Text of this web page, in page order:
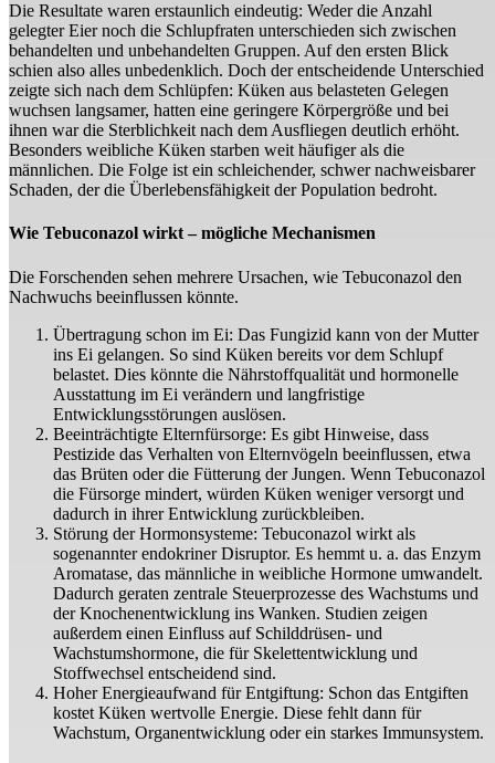
Die Resultate waren erstaunlich eindeutig: Weder die Anzahl
gelegter Eier noch die Schlupfraten unterschieden sich zwischen
behandelten und unbehandelten Gruppen. Auf den ersten Blick
schien also alles unbedenklich. Doch der entscheidende Unterschied
zeigte sich nach dem Schlüpfen: Küken aus belasteten Gelegen
wuchsen langsamer, hatten eine geringere Körpergröße und bei
ihnen war die Sterblichkeit nach dem Ausfliegen deutlich erhöht.
Besonders weibliche Küken starben weit häufiger als die
männlichen. Die Folge ist ein schleichender, schwer nachweisbarer
Schaden, der die Überlebensfähigkeit der Population bedroht.
Wie Tebuconazol wirkt – mögliche Mechanismen
Die Forschenden sehen mehrere Ursachen, wie Tebuconazol den
Nachwuchs beeinflussen könnte.
Übertragung schon im Ei: Das Fungizid kann von der Mutter
ins Ei gelangen. So sind Küken bereits vor dem Schlupf
belastet. Dies könnte die Nährstoffqualität und hormonelle
Ausstattung im Ei verändern und langfristige
Entwicklungsstörungen auslösen.
Beeinträchtigte Elternfürsorge: Es gibt Hinweise, dass
Pestizide das Verhalten von Elternvögeln beeinflussen, etwa
das Brüten oder die Fütterung der Jungen. Wenn Tebuconazol
die Fürsorge mindert, würden Küken weniger versorgt und
dadurch in ihrer Entwicklung zurückbleiben.
Störung der Hormonsysteme: Tebuconazol wirkt als
sogenannter endokriner Disruptor. Es hemmt u. a. das Enzym
Aromatase, das männliche in weibliche Hormone umwandelt.
Dadurch geraten zentrale Steuerprozesse des Wachstums und
der Knochenentwicklung ins Wanken. Studien zeigen
außerdem einen Einfluss auf Schilddrüsen- und
Wachstumshormone, die für Skelettentwicklung und
Stoffwechsel entscheidend sind.
Hoher Energieaufwand für Entgiftung: Schon das Entgiften
kostet Küken wertvolle Energie. Diese fehlt dann für
Wachstum, Organentwicklung oder ein starkes Immunsystem.